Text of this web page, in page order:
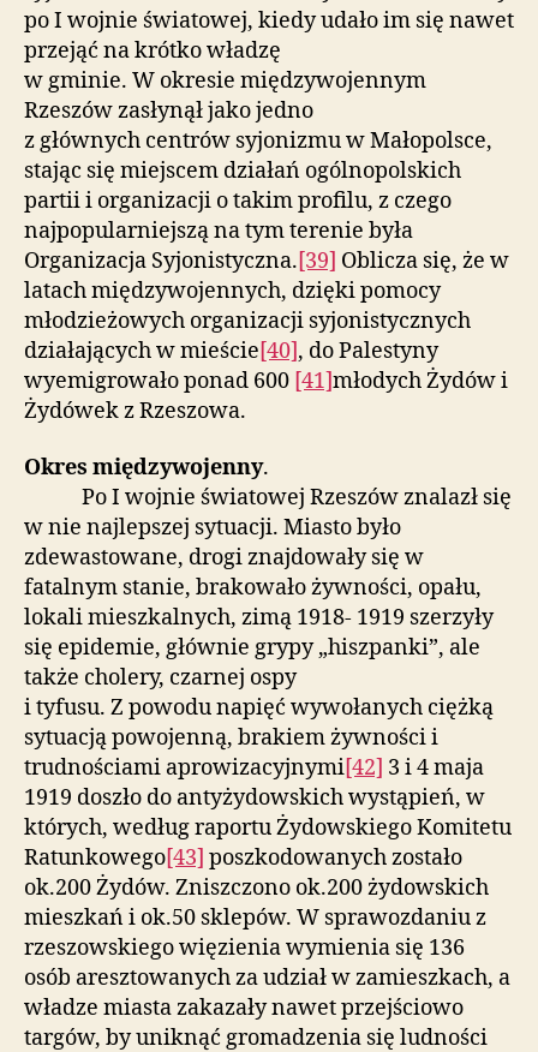
po I wojnie światowej, kiedy udało im się nawet
przejąć na krótko władzę
w gminie. W okresie międzywojennym
Rzeszów zasłynął jako jedno
z głównych centrów syjonizmu w Małopolsce,
stając się miejscem działań ogólnopolskich
partii i organizacji o takim profilu, z czego
najpopularniejszą na tym terenie była
Organizacja Syjonistyczna.[39] Oblicza się, że w
latach międzywojennych, dzięki pomocy
młodzieżowych organizacji syjonistycznych
działających w mieście[40], do Palestyny
wyemigrowało ponad 600 [41]młodych Żydów i
Żydówek z Rzeszowa.
Okres międzywojenny.
Po I wojnie światowej Rzeszów znalazł się
w nie najlepszej sytuacji. Miasto było
zdewastowane, drogi znajdowały się w
fatalnym stanie, brakowało żywności, opału,
lokali mieszkalnych, zimą 1918- 1919 szerzyły
się epidemie, głównie grypy „hiszpanki”, ale
także cholery, czarnej ospy
i tyfusu. Z powodu napięć wywołanych ciężką
sytuacją powojenną, brakiem żywności i
trudnościami aprowizacyjnymi[42] 3 i 4 maja
1919 doszło do antyżydowskich wystąpień, w
których, według raportu Żydowskiego Komitetu
Ratunkowego[43] poszkodowanych zostało
ok.200 Żydów. Zniszczono ok.200 żydowskich
mieszkań i ok.50 sklepów. W sprawozdaniu z
rzeszowskiego więzienia wymienia się 136
osób aresztowanych za udział w zamieszkach, a
władze miasta zakazały nawet przejściowo
targów, by uniknąć gromadzenia się ludności